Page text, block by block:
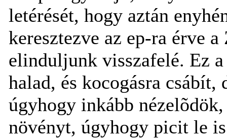
letérését, hogy aztán
keresztezve az ep-ra érve
elinduljunk visszafelé. Ez
halad, és kocogásra csábít,
úgyhogy inkább
növényt, úgyhogy picit le